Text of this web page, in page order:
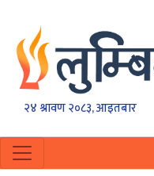
२४ श्रावण २०८३, आइतबार